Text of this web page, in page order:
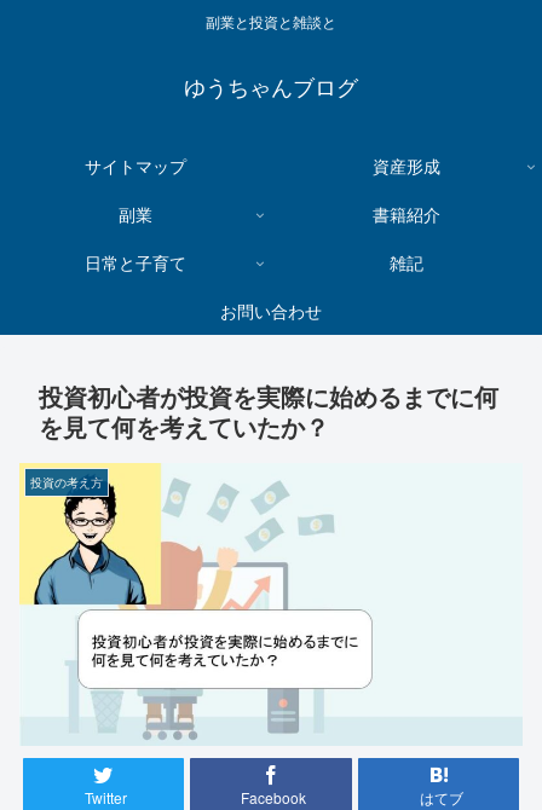
副業と投資と雑談と
ゆうちゃんブログ
サイトマップ
資産形成
副業
書籍紹介
日常と子育て
雑記
お問い合わせ
投資初心者が投資を実際に始めるまでに何
を見て何を考えていたか？
投資の考え方
Twitter Facebook はてブ